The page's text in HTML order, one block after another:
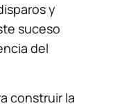
y
suceso
del
construir la